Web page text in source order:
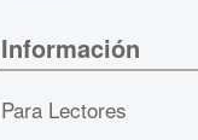
Información
Para Lectores